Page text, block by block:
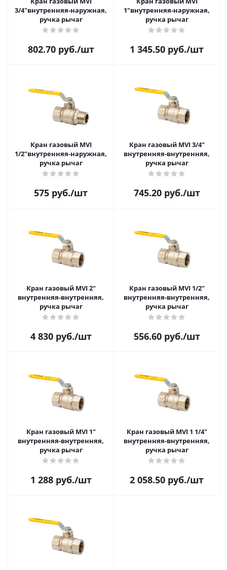
3/4"внутренняя-наружная,
ручка рычаг
802.70руб./шт
1"внутренняя-наружная,
ручка рычаг
1 345.50 руб./шт
Кран газовый MVI
1/2"внутренняя-наружная,
ручка рычаг
575 руб./шт
Кран газовый MVI 3/4"
внутренняя-внутренняя,
ручка рычаг
745.20руб./шт
Кран газовый MVI 2"
внутренняя-внутренняя,
ручка рычаг
4 830руб./шт
Кран газовый MVI 1/2"
внутренняя-внутренняя,
ручка рычаг
556.60руб./шт
Кран газовый MVI 1"
внутренняя-внутренняя,
ручка рычаг
1 288руб./шт
Кран газовый MVI 1 1/4"
внутренняя-внутренняя,
ручка рычаг
2 058.50 руб./шт